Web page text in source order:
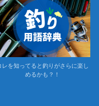
レを知ってると釣りがさらに楽し
めるかも？！